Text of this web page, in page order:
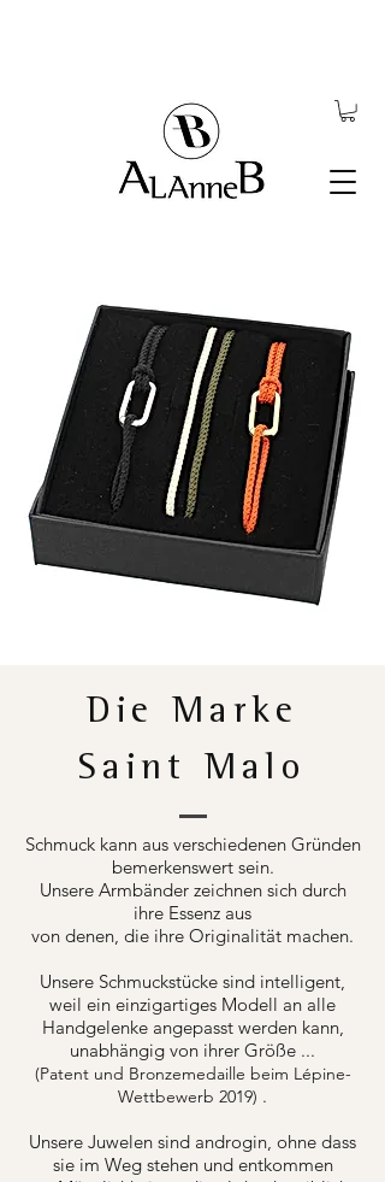
Die Marke
Saint Malo
Schmuck kann aus verschiedenen Gründen
bemerkenswert sein.
Unsere Armbänder zeichnen sich durch
ihre Essenz aus
von denen, die ihre Originalität machen.
Unsere Schmuckstücke sind intelligent,
weil ein einzigartiges Modell an alle
Handgelenke angepasst werden kann,
unabhängig von ihrer Größe ...
(Patent und Bronzemedaille beim Lépine-
Wettbewerb 2019) .
Unsere Juwelen sind androgin, ohne dass
sie im Weg stehen und entkommen